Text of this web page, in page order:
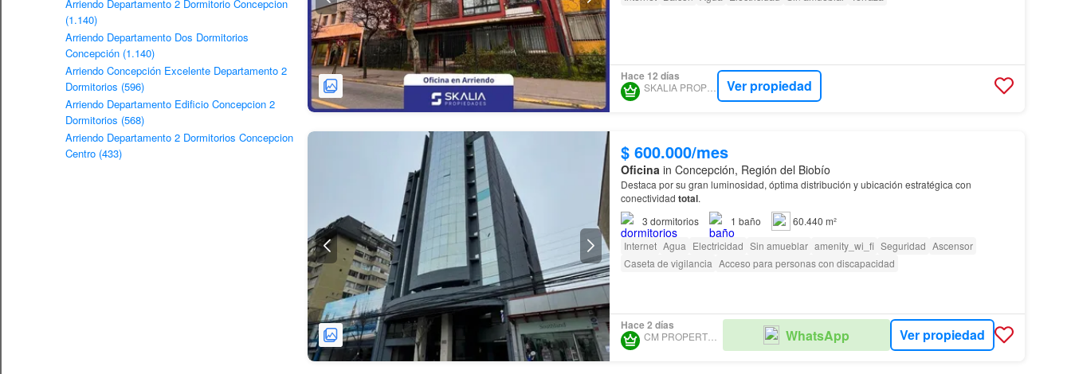
Arriendo Departamento 2 Dormitorio Concepcion
(1.140)
Arriendo Departamento Dos Dormitorios
Concepción (1.140)
Arriendo Concepción Excelente Departamento 2
Dormitorios (596)
Arriendo Departamento Edificio Concepcion 2
Dormitorios (568)
Arriendo Departamento 2 Dormitorios Concepcion
Centro (433)
Hace 12 días
SKALIA PROPIEDADES Ver propiedad
$ 600.000/mes
Oficina in Concepción, Región del Biobío
Destaca por su gran luminosidad, óptima distribución y ubicación estratégica con
conectividad total.
3 dormitorios 1 baño
60.440 m²
Internet Agua Electricidad Sin amueblar amenity_wi_fi Seguridad Ascensor
Caseta de vigilancia Acceso para personas con discapacidad
Hace 2 días
CM PROPERTY LIMITADA WhatsApp Ver propiedad